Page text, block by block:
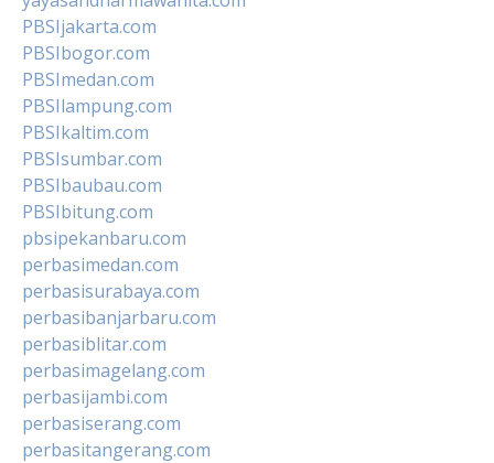
PBSIjakarta.com
PBSIbogor.com
PBSImedan.com
PBSIlampung.com
PBSIkaltim.com
PBSIsumbar.com
PBSIbaubau.com
PBSIbitung.com
pbsipekanbaru.com
perbasimedan.com
perbasisurabaya.com
perbasibanjarbaru.com
perbasiblitar.com
perbasimagelang.com
perbasijambi.com
perbasiserang.com
perbasitangerang.com